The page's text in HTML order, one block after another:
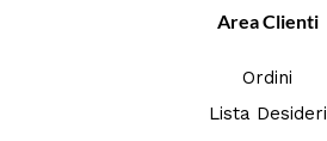
Area Clienti
Ordini
Lista Desideri